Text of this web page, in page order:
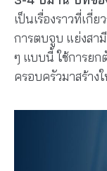
เป็นเรื่องราวที่เกี่
การตบจูบ แย่งสา
ๆ แบบนี้ ใช้การย
ครอบครัวมาสร้าง